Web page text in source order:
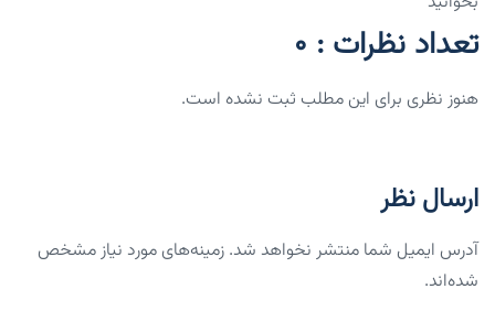
تعداد نظرات : 0
هنوز نظری برای این مطلب ثبت نشده است.
ارسال نظر
آدرس ایمیل شما منتشر نخواهد شد. زمینه‌های مورد نیاز مشخص
شده‌اند.